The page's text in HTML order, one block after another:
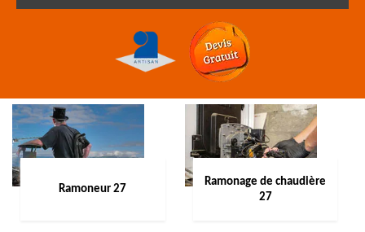
Ramoneur 27
Ramonage de chaudière
27